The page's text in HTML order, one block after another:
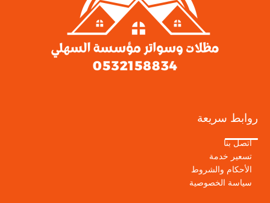
روابط سريعة
اتصل بنا
تسعير خدمة
الأحكام والشروط
سياسة الخصوصية